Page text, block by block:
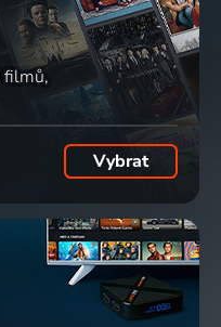
filmů
Vybrat